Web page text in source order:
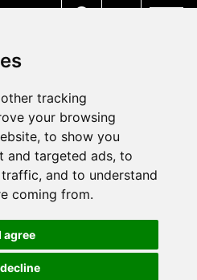
tracking
your browsing
to show you
and targeted ads, to
and to understand
coming from.
agree